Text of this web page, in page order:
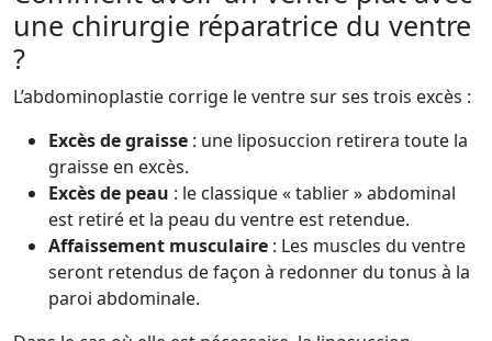
une chirurgie réparatrice du ventre
?
L’abdominoplastie corrige le ventre sur ses trois excès :
Excès de graisse : une liposuccion retirera toute la
graisse en excès.
Excès de peau : le classique « tablier » abdominal
est retiré et la peau du ventre est retendue.
Affaissement musculaire : Les muscles du ventre
seront retendus de façon à redonner du tonus à la
paroi abdominale.